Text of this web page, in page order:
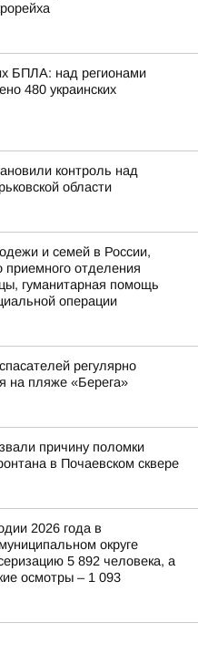
БПЛА: над регионами
480 украинских
контроль над
области
и семей в России,
приемного отделения
гуманитарная помощь
операции
регулярно
на пляже «Берега»
причину поломки
в Почаевском сквере
2026 года в
округе
5 892 человека, а
осмотры – 1 093